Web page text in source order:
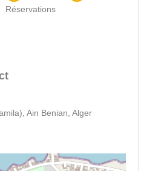
Réservations
Ain Benian, Alger